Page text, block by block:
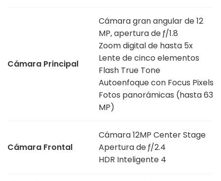
Cámara Principal
Cámara gran angular de 12
MP, apertura de ƒ/1.8
Zoom digital de hasta 5x
Lente de cinco elementos
Flash True Tone
Autoenfoque con Focus Pixels
Fotos panorámicas (hasta 63
MP)
Cámara Frontal
Cámara 12MP Center Stage
Apertura de ƒ/2.4
HDR Inteligente 4